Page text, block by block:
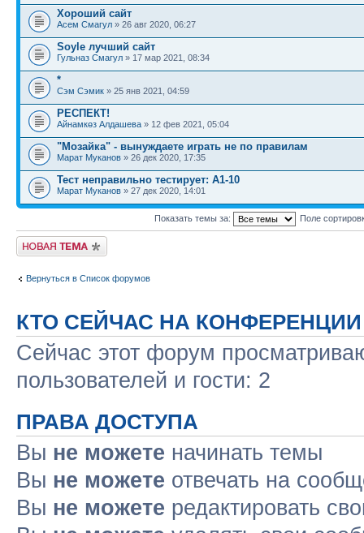
Хороший сайт
Асем Смагул » 26 авг 2020, 06:27
Soyle лучший сайт
Гульназ Смагул » 17 мар 2021, 08:34
*
Сэм Сэмик » 25 янв 2021, 04:59
РЕСПЕКТ!
Айнамкөз Алдашева » 12 фев 2021, 05:04
"Мозайка" - вынуждаете играть не по правилам
Марат Муканов » 26 дек 2020, 17:35
Тест неправильно тестирует: А1-10
Марат Муканов » 27 дек 2020, 14:01
Показать темы за: Поле
Новая тема
Вернуться в Список форумов
КТО СЕЙЧАС НА КОНФЕРЕНЦИИ
Сейчас этот форум
пользователей и гости: 2
ПРАВА ДОСТУПА
Вы не можете начинать темы
Вы не можете отвечать на
Вы не можете редактировать